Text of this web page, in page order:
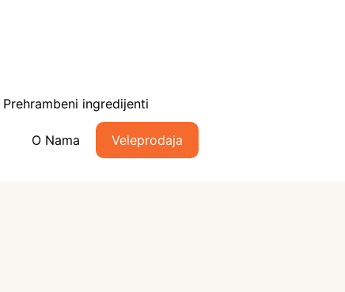
Prehrambeni ingredijenti
O Nama Veleprodaja